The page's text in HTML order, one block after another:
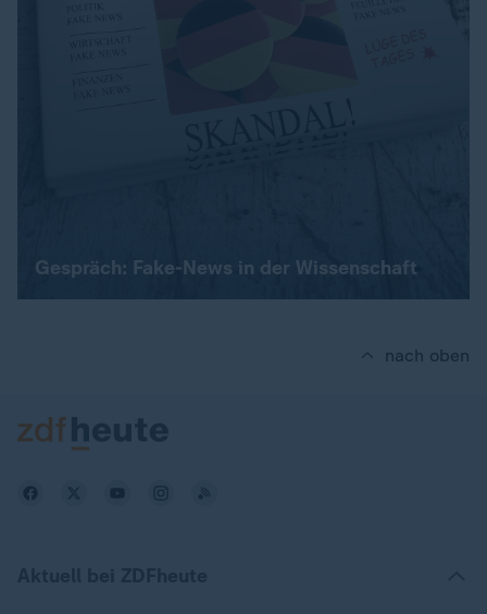
Gespräch: Fake-News in der Wissenschaft
nach oben